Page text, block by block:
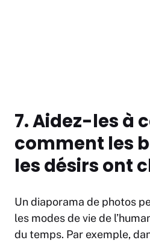
7. Aidez-les à
comment les
les désirs ont
Un diaporama de photos
les modes de vie de
du temps. Par exemple,